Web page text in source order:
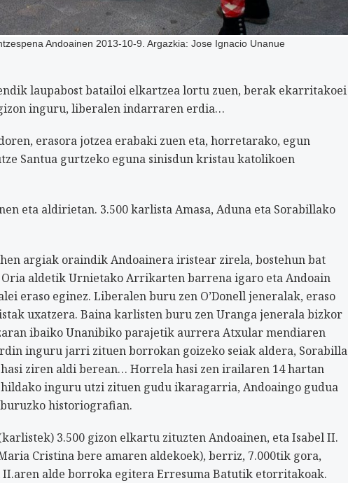
Andoainen 2013-10-9. Argazkia: Jose Ignacio Unanue
laupabost batailoi elkartzea lortu zuen, berak ekarritakoei
inguru, liberalen indarraren erdia…
erasora jotzea erabaki zuen eta, horretarako, egun
Santua gurtzeko eguna sinisdun kristau katolikoen
eta aldirietan. 3.500 karlista Amasa, Aduna eta Sorabillako
argiak oraindik Andoainera iristear zirela, bostehun bat
aldetik Urnietako Arrikarten barrena igaro eta Andoain
eraso eginez. Liberalen buru zen O’Donell jeneralak, eraso
uxatzera. Baina karlisten buru zen Uranga jenerala bizkor
ibaiko Unanibiko parajetik aurrera Atxular mendiaren
inguru jarri zituen borrokan goizeko seiak aldera, Sorabilla
ziren aldi berean… Horrela hasi zen irailaren 14 hartan
inguru utzi zituen gudu ikaragarria, Andoaingo gudua
historiografian.
3.500 gizon elkartu zituzten Andoainen, eta Isabel II.
Cristina bere amaren aldekoek), berriz, 7.000tik gora,
alde borroka egitera Erresuma Batutik etorritakoak.